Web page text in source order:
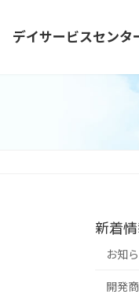
デイサービスセンタ
新着
お知
開発